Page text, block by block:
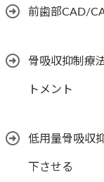
前歯部CAD/
骨吸収抑制療
トメント
低用量骨吸収
下させる